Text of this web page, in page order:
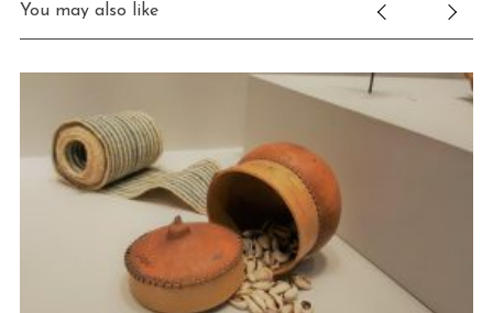
You may also like